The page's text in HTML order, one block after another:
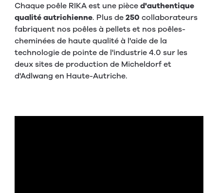
Chaque poêle RIKA est une pièced'authentique
qualité autrichienne. Plus de250 collaborateurs
fabriquent nos poêles à pellets et nos poêles-
cheminées de haute qualité à l'aide de la
technologie de pointe de l'industrie 4.0 sur les
deux sites de production de Micheldorf et
d'Adlwang en Haute-Autriche.